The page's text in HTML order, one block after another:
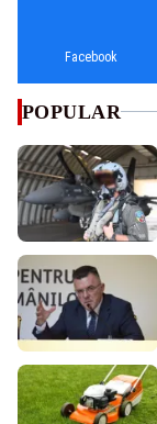
Facebook
POPULAR